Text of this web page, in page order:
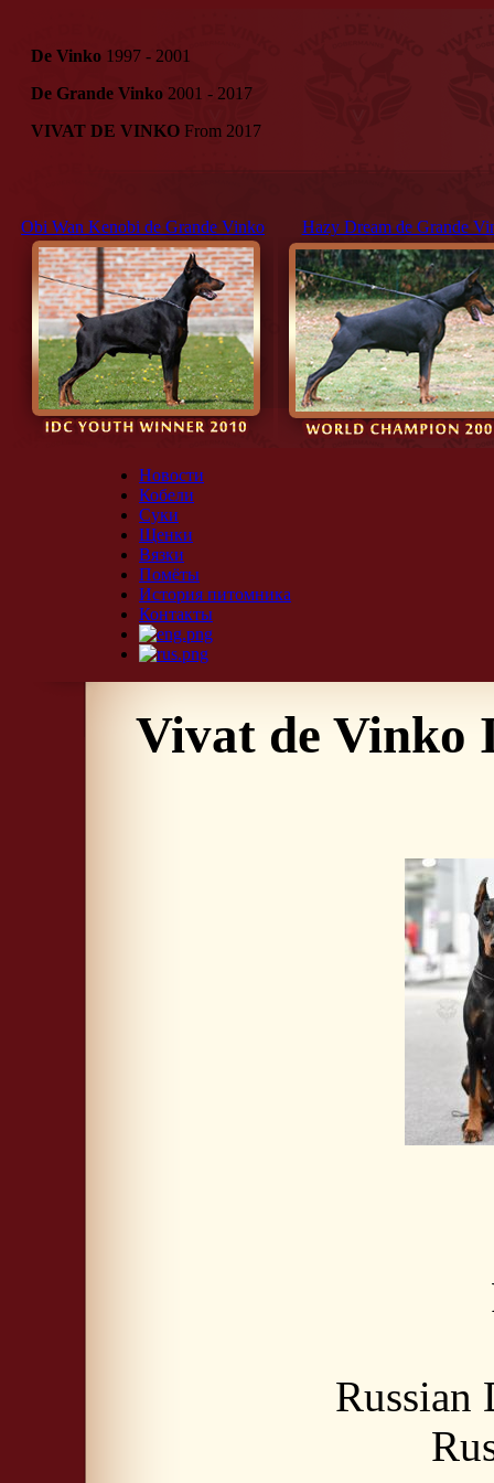
De Vinko 1997 - 2001
De Grande Vinko 2001 - 2017
VIVAT DE VINKO From 2017
Obi Wan Kenobi de Grande Vinko Hazy Dream de Grande
Новости
Кобели
Суки
Щенки
Вязки
Помёты
История питомника
Контакты
Vivat de Vinko
Russian